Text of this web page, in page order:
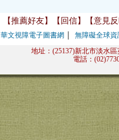
【推薦好友】 【回信】 【意見
華文視障電子圖書網｜ 無障礙全球資
地址：(25137)新北市淡水
電話：